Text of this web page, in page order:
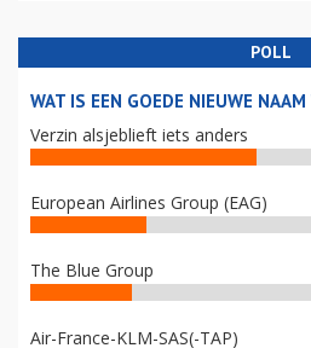
POLL
WAT IS EEN GOEDE NIEUWE
Verzin alsjeblieft iets anders
European Airlines Group (EAG)
The Blue Group
Air-France-KLM-SAS(-TAP)